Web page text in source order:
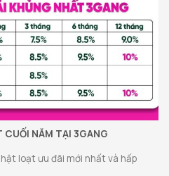
NĂM TẠI 3GANG
loạt ưu đãi mới nhất và hấp